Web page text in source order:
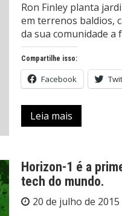
Ron Finley planta
em terrenos baldios,
da sua comunidade a
Compartilhe isso:
Facebook
Leia mais
Horizon-1 é a
tech do mundo.
20 de julho de 2015